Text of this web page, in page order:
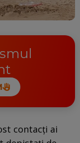
contacţi ai